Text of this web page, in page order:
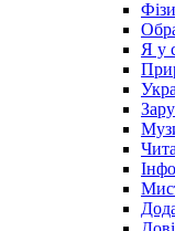
Я у